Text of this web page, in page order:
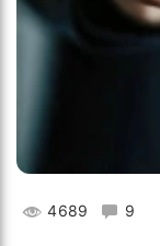
4689 9